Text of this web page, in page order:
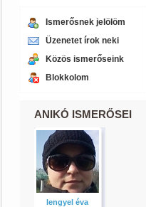
Ismerősnek jelölöm
Üzenetet írok neki
Közös ismerőseink
Blokkolom
ANIKÓ ISMERŐSEI
lengyel éva